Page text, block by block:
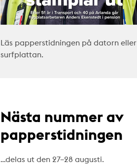
Läs papperstidningen på datorn eller
surfplattan.
Nästa nummer av
papperstidningen
…delas ut den 27–28 augusti.